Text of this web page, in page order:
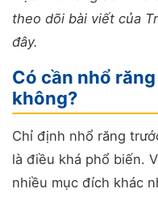
theo dõi bài viết của
đây.
Có cần nhổ
không?
Chỉ định nhổ răng
là điều khá phổ biến.
nhiều mục đích khác